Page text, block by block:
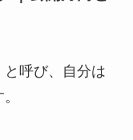
と呼び、自分は